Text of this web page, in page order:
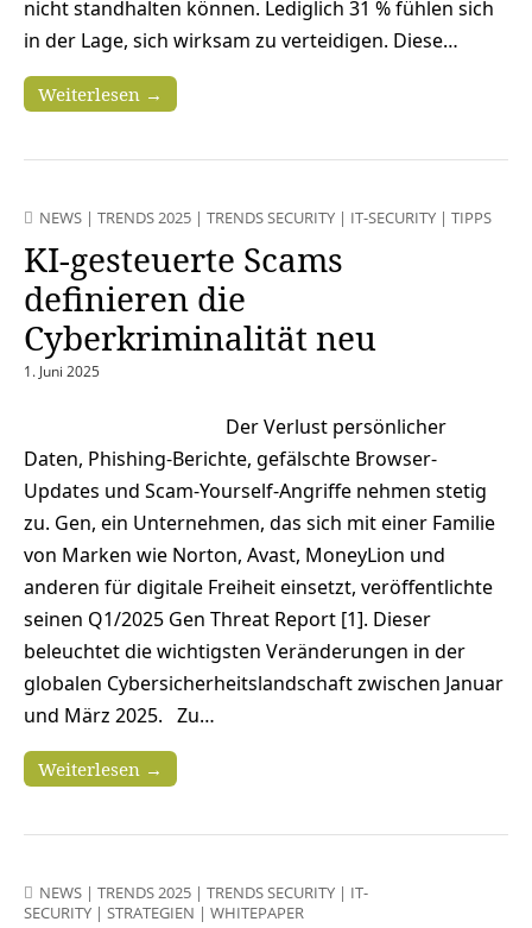
nicht standhalten können. Lediglich 31 % fühlen sich
in der Lage, sich wirksam zu verteidigen. Diese…
Weiterlesen →
NEWS | TRENDS 2025 | TRENDS SECURITY | IT-SECURITY | TIPPS
KI-gesteuerte Scams
definieren die
Cyberkriminalität neu
1. Juni 2025
Der Verlust persönlicher
Daten, Phishing-Berichte, gefälschte Browser-
Updates und Scam-Yourself-Angriffe nehmen stetig
zu. Gen, ein Unternehmen, das sich mit einer Familie
von Marken wie Norton, Avast, MoneyLion und
anderen für digitale Freiheit einsetzt, veröffentlichte
seinen Q1/2025 Gen Threat Report [1]. Dieser
beleuchtet die wichtigsten Veränderungen in der
globalen Cybersicherheitslandschaft zwischen Januar
und März 2025. Zu…
Weiterlesen →
NEWS | TRENDS 2025 | TRENDS SECURITY | IT-
SECURITY | STRATEGIEN | WHITEPAPER